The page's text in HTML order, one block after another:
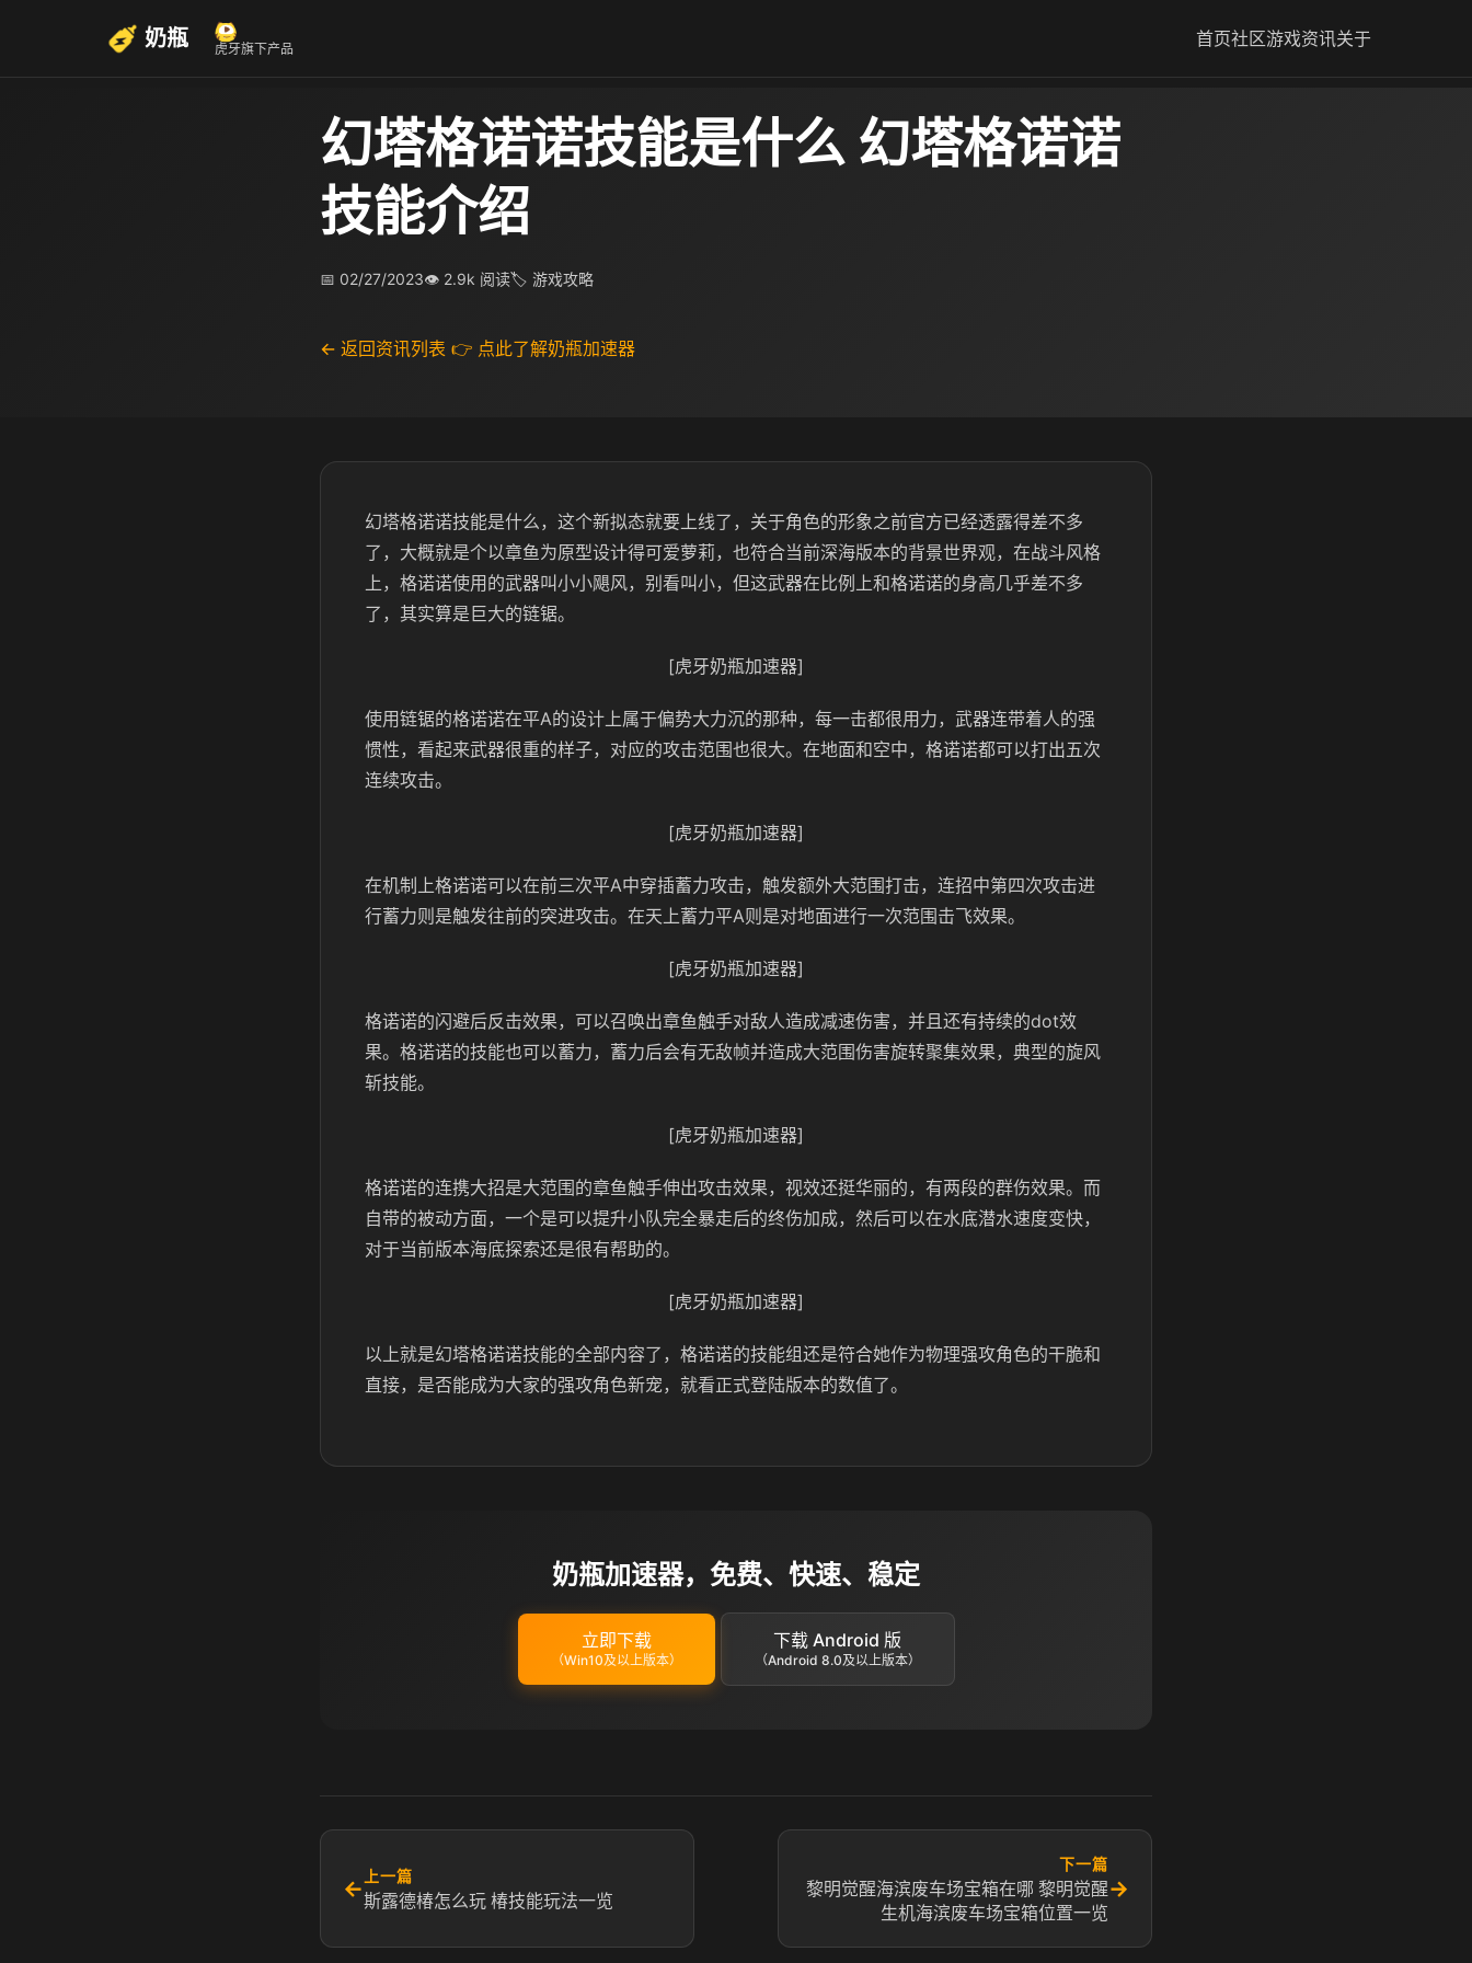
奶瓶 虎牙旗下产品 首页社区游戏资讯关于
幻塔格诺诺技能是什么 幻塔格诺诺
技能介绍
📅 02/27/2023👁 2.9k 阅读🏷 游戏攻略
← 返回资讯列表 👉 点此了解奶瓶加速器
幻塔格诺诺技能是什么，这个新拟态就要上线了，关于角色的形象之前官方已经透露得差不多
了，大概就是个以章鱼为原型设计得可爱萝莉，也符合当前深海版本的背景世界观，在战斗风格
上，格诺诺使用的武器叫小小飓风，别看叫小，但这武器在比例上和格诺诺的身高几乎差不多
了，其实算是巨大的链锯。
[虎牙奶瓶加速器]
使用链锯的格诺诺在平A的设计上属于偏势大力沉的那种，每一击都很用力，武器连带着人的强
惯性，看起来武器很重的样子，对应的攻击范围也很大。在地面和空中，格诺诺都可以打出五次
连续攻击。
[虎牙奶瓶加速器]
在机制上格诺诺可以在前三次平A中穿插蓄力攻击，触发额外大范围打击，连招中第四次攻击进
行蓄力则是触发往前的突进攻击。在天上蓄力平A则是对地面进行一次范围击飞效果。
[虎牙奶瓶加速器]
格诺诺的闪避后反击效果，可以召唤出章鱼触手对敌人造成减速伤害，并且还有持续的dot效
果。格诺诺的技能也可以蓄力，蓄力后会有无敌帧并造成大范围伤害旋转聚集效果，典型的旋风
斩技能。
[虎牙奶瓶加速器]
格诺诺的连携大招是大范围的章鱼触手伸出攻击效果，视效还挺华丽的，有两段的群伤效果。而
自带的被动方面，一个是可以提升小队完全暴走后的终伤加成，然后可以在水底潜水速度变快，
对于当前版本海底探索还是很有帮助的。
[虎牙奶瓶加速器]
以上就是幻塔格诺诺技能的全部内容了，格诺诺的技能组还是符合她作为物理强攻角色的干脆和
直接，是否能成为大家的强攻角色新宠，就看正式登陆版本的数值了。
奶瓶加速器，免费、快速、稳定
立即下载
（Win10及以上版本）
下载 Android 版
（Android 8.0及以上版本）
← 上一篇
斯露德椿怎么玩 椿技能玩法一览
下一篇
黎明觉醒海滨废车场宝箱在哪 黎明觉醒
生机海滨废车场宝箱位置一览
→